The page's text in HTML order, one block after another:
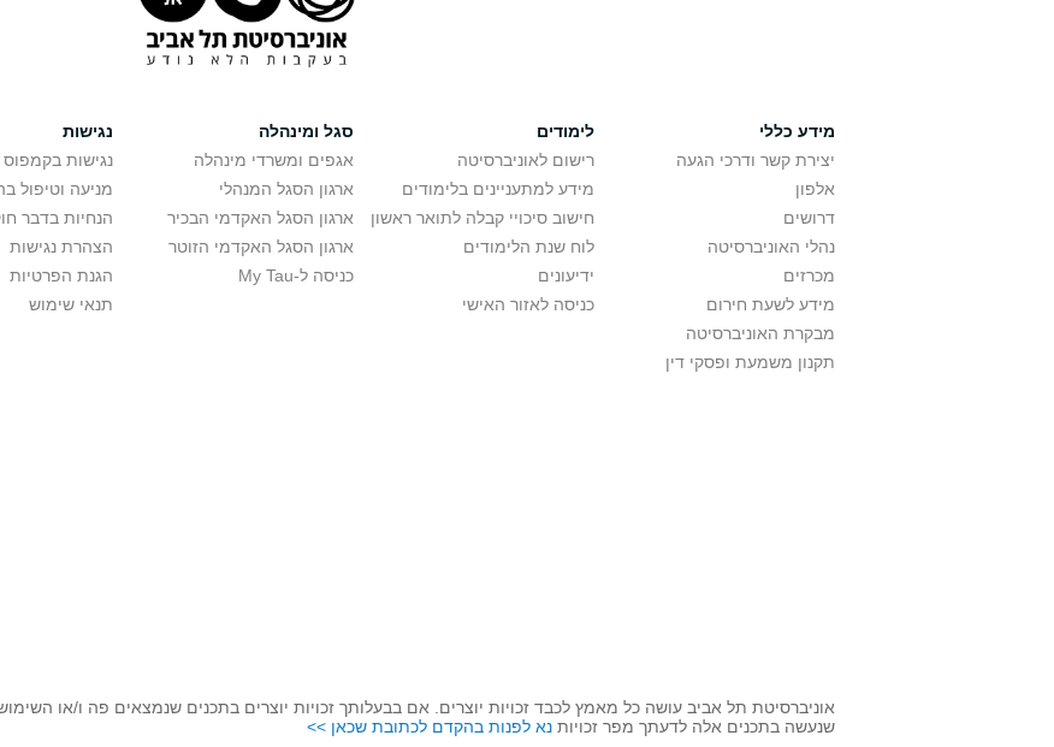
מידע כללי
יצירת קשר ודרכי הגעה
אלפון
דרושים
נהלי האוניברסיטה
מכרזים
מידע לשעת חירום
מבקרת האוניברסיטה
תקנון משמעת ופסקי דין
לימודים
רישום לאוניברסיטה
מידע למתעניינים בלימודים
חישוב סיכויי קבלה לתואר ראשון
לוח שנת הלימודים
ידיעונים
כניסה לאזור האישי
סגל ומינהלה
אגפים ומשרדי מינהלה
ארגון הסגל המנהלי
ארגון הסגל האקדמי הבכיר
ארגון הסגל האקדמי הזוטר
כניסה ל-My Tau
נגישות
נגישות בקמפוס
מניעה וטיפול
הנחיות בדבר
הצהרת נגישות
הגנת הפרטיות
תנאי שימוש
אוניברסיטת תל אביב עושה כל מאמץ לכבד זכויות יוצרים. אם בבעלותך זכויות יוצרים בתכנים שנמצאים פה ו/או
שנעשה בתכנים אלה לדעתך מפר זכויות נא לפנות בהקדם לכתובת שכאן >>